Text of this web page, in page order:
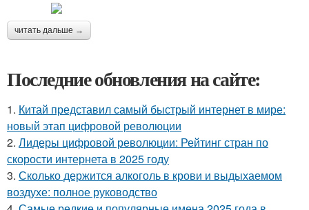
читать дальше →
Последние обновления на сайте:
1. Китай представил самый быстрый интернет в мире:
новый этап цифровой революции
2. Лидеры цифровой революции: Рейтинг стран по
скорости интернета в 2025 году
3. Сколько держится алкоголь в крови и выдыхаемом
воздухе: полное руководство